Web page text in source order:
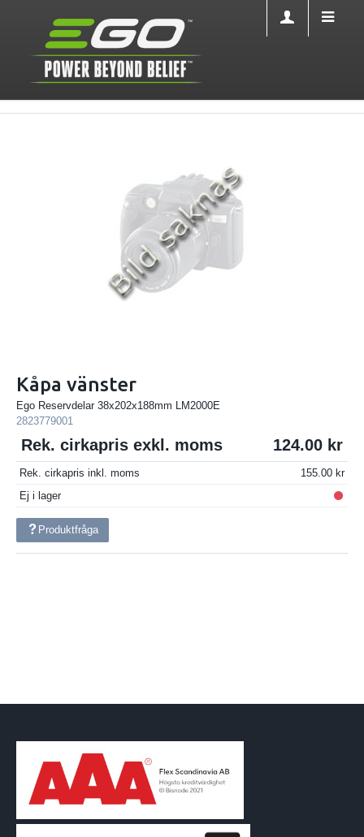
Kåpa vänster
Ego Reservdelar 38x202x188mm LM2000E
2823779001
Rek. cirkapris exkl. moms 124.00
Rek. cirkapris inkl. moms
155.00
Ej i lager
Produktfråga